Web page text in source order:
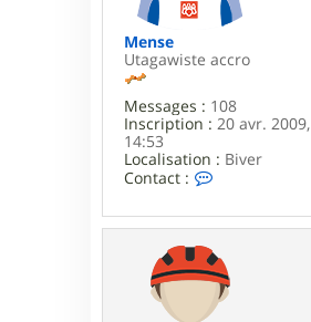
Mense
Utagawiste accro
Messages : 108
Inscription : 20 avr. 2009,
14:53
Localisation : Biver
Contact :
t
c
t
e